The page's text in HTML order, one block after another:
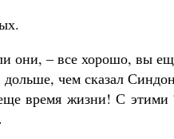
они, – все хорошо, вы
чем сказал
время жизни! С этими